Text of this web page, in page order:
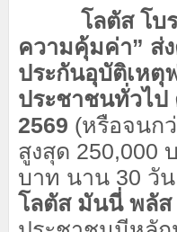
โลตัส โบรค
ความคุ้มค่า” ส่
ประกันอุบัติเหตุ
ประชาชนทั่วไป
2569 (หรือจนก
สูงสุด 250,000
บาท นาน 30 วัน
โลตัส มันนี่ พลัส